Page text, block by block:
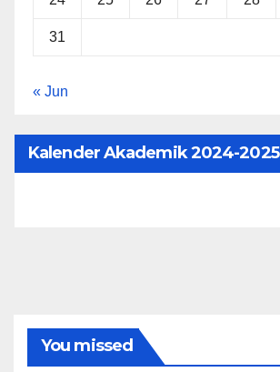
31
« Jun
Kalender Akademik 2024-2025
You missed